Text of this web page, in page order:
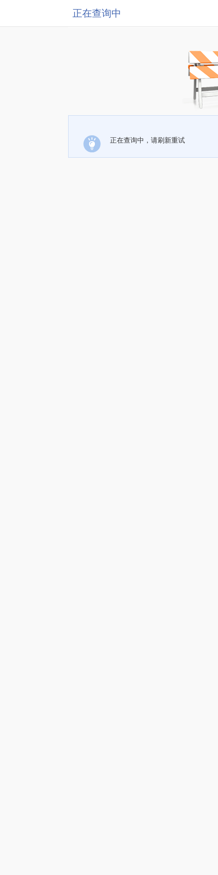
正在查询中
正在查询中，请刷新重试